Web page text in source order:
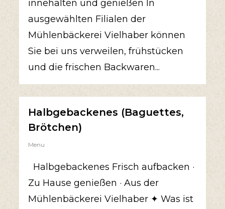
innehalten und genießen In
ausgewählten Filialen der
Mühlenbäckerei Vielhaber können
Sie bei uns verweilen, frühstücken
und die frischen Backwaren...
Halbgebackenes (Baguettes,
Brötchen)
Menu
Halbgebackenes Frisch aufbacken ·
Zu Hause genießen · Aus der
Mühlenbäckerei Vielhaber ✦ Was ist